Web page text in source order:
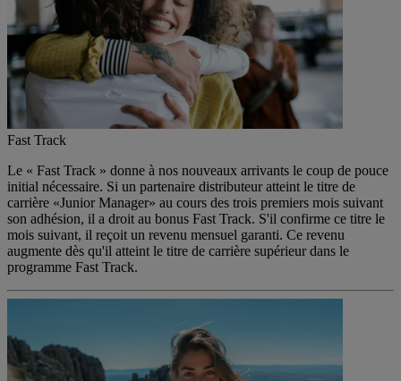
Fast Track
Le « Fast Track » donne à nos nouveaux arrivants le coup de pouce
initial nécessaire. Si un partenaire distributeur atteint le titre de
carrière «Junior Manager» au cours des trois premiers mois suivant
son adhésion, il a droit au bonus Fast Track. S'il confirme ce titre le
mois suivant, il reçoit un revenu mensuel garanti. Ce revenu
augmente dès qu'il atteint le titre de carrière supérieur dans le
programme Fast Track.